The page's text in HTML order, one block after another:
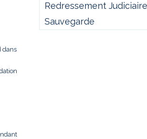
dans
Redressement Judiciaire
Sauvegarde